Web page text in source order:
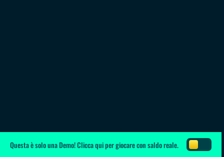
Questa è solo una Demo!Clicca quiper giocare con saldo reale.